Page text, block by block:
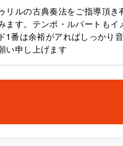
リルの古典奏法をご指導頂
ます。テンポ・ルバートも
番は余裕がアればしっかり
い申し上げます